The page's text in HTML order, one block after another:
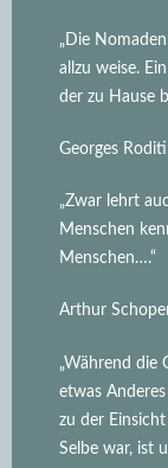
„Die
allzu weise.
der zu Hause
Georges Roditi
„Zwar lehrt
Menschen
Menschen….“
Arthur
„Während die
etwas
zu der
Selbe war, ist